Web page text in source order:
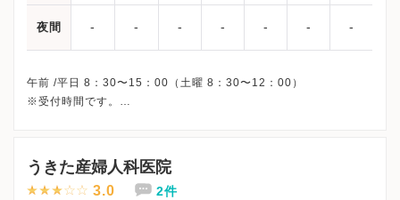
夜間 - - - - - - -
午前 /平日 8：30〜15：00（土曜 8：30〜12：00）
※受付時間です。
うきた産婦人科医院
3.0 2件